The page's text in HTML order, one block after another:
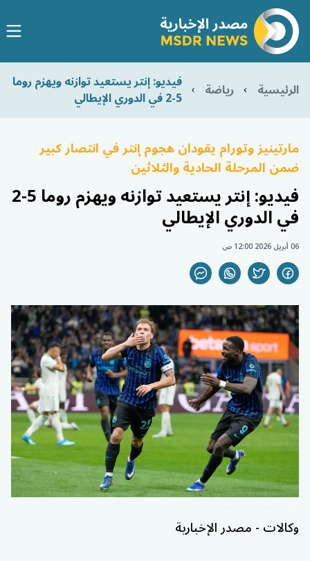
الرئيسية رياضة فيديو: إنتر يستعيد توازنه ويهزم روما
5-2 في الدوري الإيطالي
مارتينيز وتورام يقودان هجوم إنتر في انتصار كبير
ضمن المرحلة الحادية والثلاثين
فيديو: إنتر يستعيد توازنه ويهزم روما 5-2
في الدوري الإيطالي
06 أبريل 2026 12:00 ص
وكالات - مصدر الإخبارية